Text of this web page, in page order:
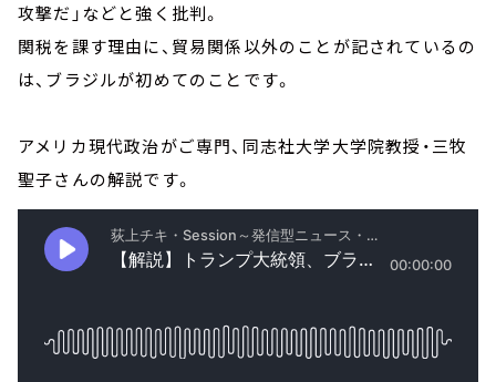
攻撃だ」などと強く批判。
関税を課す理由に、貿易関係以外のことが記されているの
は、ブラジルが初めてのことです。
アメリカ現代政治がご専門、同志社大学大学院教授・三牧
聖子さんの解説です。